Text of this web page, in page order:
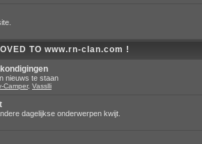
TO www.rn-clan.com !
nieuws te staan
Camper, Vasslli
dagelijkse onderwerpen kwijt.